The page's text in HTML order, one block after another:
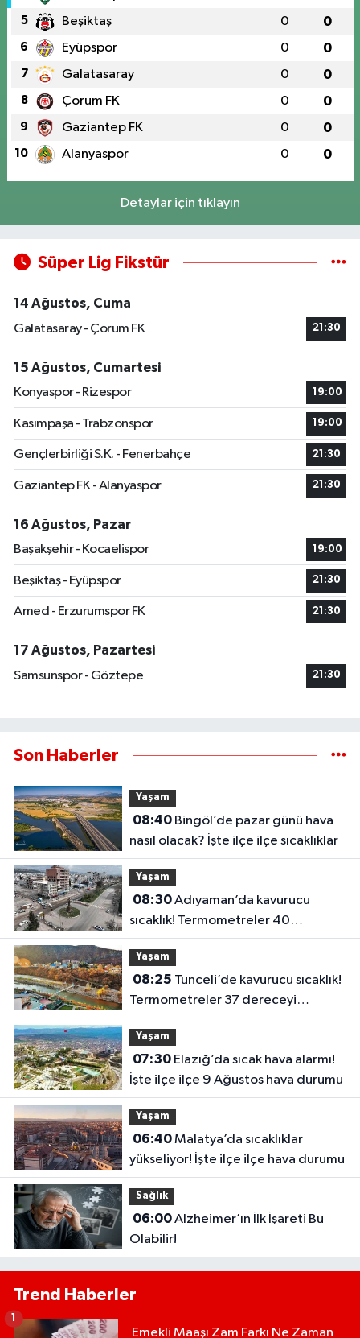
5 Beşiktaş 0 0
6 Eyüpspor 0 0
7 Galatasaray 0 0
8 Çorum FK 0 0
9 Gaziantep FK 0 0
10 Alanyaspor 0 0
Detaylar için tıklayın
Süper Lig Fikstür
14 Ağustos, Cuma
Galatasaray - Çorum FK
21:30
15 Ağustos, Cumartesi
Konyaspor - Rizespor
19:00
Kasımpaşa - Trabzonspor 19:00
Gençlerbirliği S.K. - Fenerbahçe 21:30
Gaziantep FK - Alanyaspor 21:30
16 Ağustos, Pazar
Başakşehir - Kocaelispor
19:00
Beşiktaş - Eyüpspor 21:30
Amed - Erzurumspor FK 21:30
17 Ağustos, Pazartesi
Samsunspor - Göztepe
21:30
Son Haberler
Yaşam
08:40Bingöl’de pazar günü hava
nasıl olacak? İşte ilçe ilçe sıcaklıklar
Yaşam
08:30Adıyaman’da kavurucu
sıcaklık! Termometreler 40
dereceyi görecek
Yaşam
08:25
Termometreler 37 dereceyi
görecek
Yaşam
07:30Elazığ’da sıcak hava alarmı!
İşte ilçe ilçe 9 Ağustos hava durumu
Yaşam
06:40Malatya’da sıcaklıklar
yükseliyor! İşte ilçe ilçe hava durumu
Sağlık
06:00Alzheimer’ın İlk İşareti Bu
Olabilir!
Trend Haberler
Emekli Maaşı Zam Farkı Ne Zaman
1